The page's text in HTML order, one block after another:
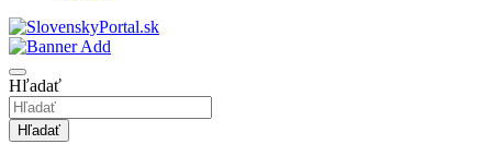
SlovenskyPortal.sk
Hľadať
Hľadať